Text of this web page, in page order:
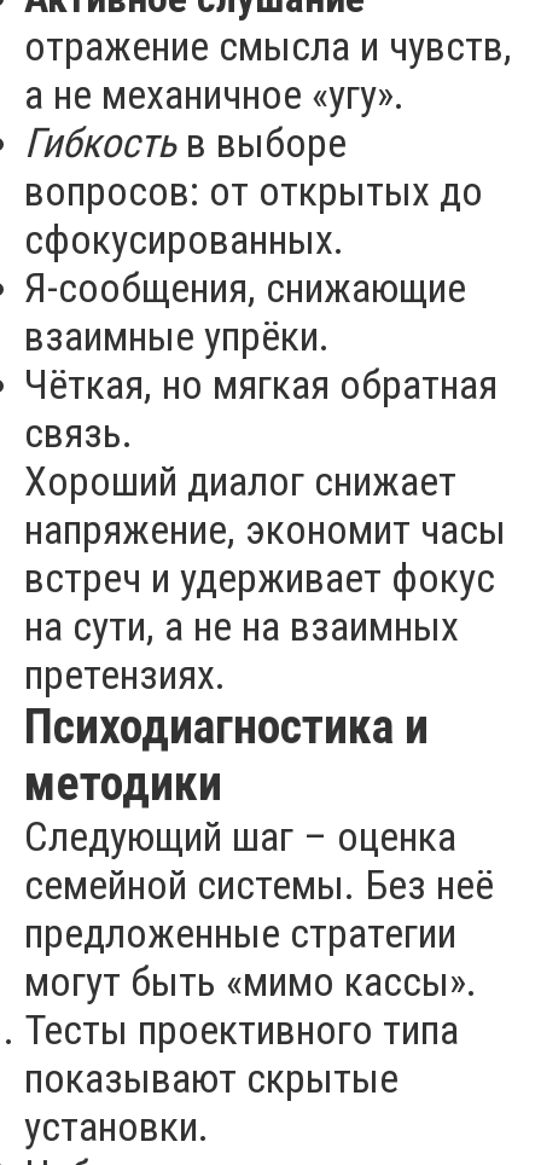
отражение смысла и чувств,
а не механичное «угу».
Гибкостьв выборе
вопросов: от открытых до
сфокусированных.
Я-сообщения, снижающие
взаимные упрёки.
Чёткая, но мягкая обратная
связь.
Хороший диалог снижает
напряжение, экономит часы
встреч и удерживает фокус
на сути, а не на взаимных
претензиях.
Психодиагностика и
методики
Следующий шаг – оценка
семейной системы. Без неё
предложенные стратегии
могут быть «мимо кассы».
Тесты проективного типа
показывают скрытые
установки.